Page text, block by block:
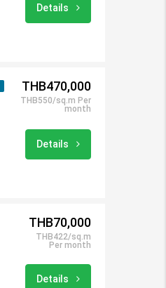
Details
THB470,000
THB550/sq.m Per
month
Details
THB70,000
THB422/sq.m
Per month
Details